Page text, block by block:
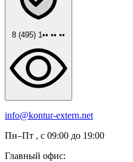
8 (495) 1•• •• ••
info@kontur-extern.net
Пн–Пт , с 09:00 до 19:00
Главный офис: